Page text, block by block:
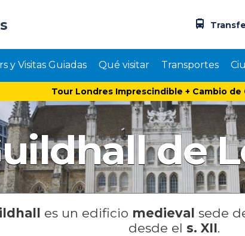
Tour Londres Imprescindible + Cambio de
y Visitas Guiadas Qué visitar Transportes
de
es un edificio medieval sede
desde el s. XII.